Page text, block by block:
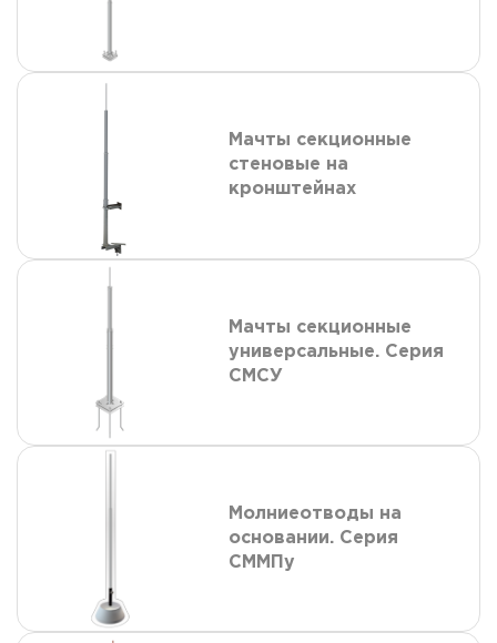
Мачты секционные
стеновые на
кронштейнах
Мачты секционные
универсальные. Серия
СМСУ
Молниеотводы на
основании. Серия
СММПу